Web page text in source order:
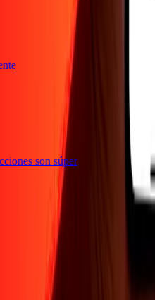
son súper
Blog